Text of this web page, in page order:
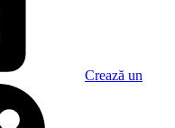
Crează un